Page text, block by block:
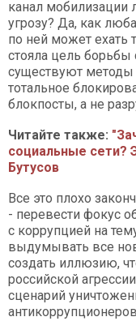
канал мобилизации
угрозу? Да, как
по ней может ехать
стояла цель
существуют методы
тотальное
блокпосты, а не
Читайте также:
социальные сети?
Бутусов
Все это плохо
- перевести фокус
с коррупцией на
выдумывать все
создать иллюзию,
российской
сценарий